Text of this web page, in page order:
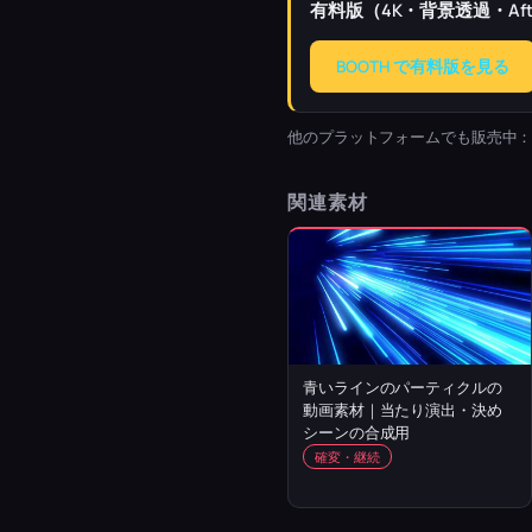
有料版（4K・背景透過・
BOOTH で有料版を見る
他のプラットフォームでも販売中：
関連素材
青いラインのパーティクルの
動画素材｜当たり演出・決め
シーンの合成用
確変・継続